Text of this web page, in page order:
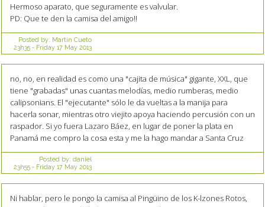
Hermoso aparato, que seguramente es valvular.
PD: Que te den la camisa del amigo!!
Posted by: Martin Cueto
23h35- Friday 17 May 2013
no, no, en realidad es como una "cajita de música" gigante, XXL, que
tiene "grabadas" unas cuantas melodías, medio rumberas, medio
calipsonians. El "ejecutante" sólo le da vueltas a la manija para
hacerla sonar, mientras otro viejito apoya haciendo percusión con un
raspador. Si yo fuera Lazaro Báez, en lugar de poner la plata en
Panamá me compro la cosa esta y me la hago mandar a Santa Cruz
Posted by: daniel
23h55- Friday 17 May 2013
Ni hablar, pero le pongo la camisa al Pingüino de los K-lzones Rotos,